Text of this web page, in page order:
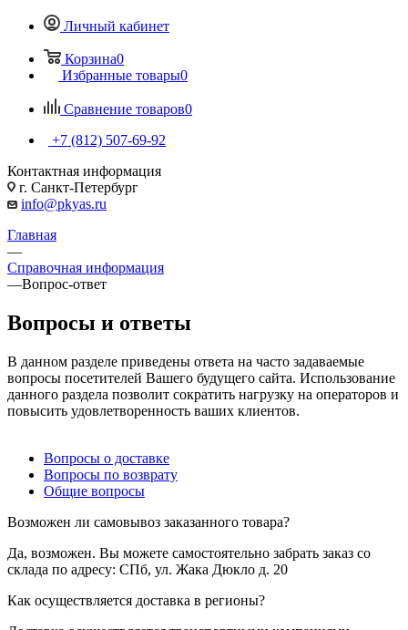
Личный кабинет
Корзина0
Избранные товары0
Сравнение товаров0
+7 (812) 507-69-92
Контактная информация
г. Санкт-Петербург
info@pkyas.ru
Главная
—
Справочная информация
—Вопрос-ответ
Вопросы и ответы
В данном разделе приведены ответа на часто задаваемые
вопросы посетителей Вашего будущего сайта. Использование
данного раздела позволит сократить нагрузку на операторов и
повысить удовлетворенность ваших клиентов.
Вопросы о доставке
Вопросы по возврату
Общие вопросы
Возможен ли самовывоз заказанного товара?
Да, возможен. Вы можете самостоятельно забрать заказ со
склада по адресу: СПб, ул. Жака Дюкло д. 20
Как осуществляется доставка в регионы?